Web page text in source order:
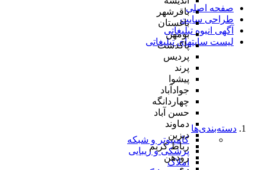
باقرشهر
باغستان
بومهن
پاکدشت
پردیس
پرند
پیشوا
جوادآباد
چهاردانگه
حسن آباد
دماوند
دیزین
رباط کریم
رودهن
صفحه اصلی
طراحی سایت
آگهی انبوه تبلیغاتی
لیست سایتهای تبلیغاتی
دسته‌بندی‌ها
کامپیوتر و شبکه
پزشکی و زیبایی
املاک